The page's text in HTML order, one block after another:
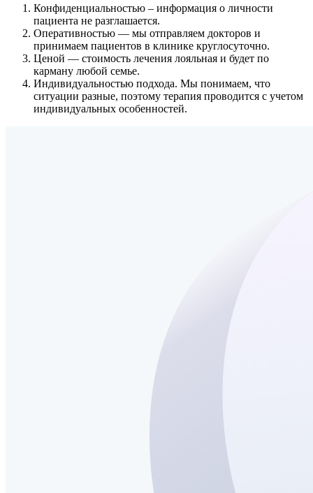
Конфиденциальностью – информация о личности
пациента не разглашается.
Оперативностью — мы отправляем докторов и
принимаем пациентов в клинике круглосуточно.
Ценой — стоимость лечения лояльная и будет по
карману любой семье.
Индивидуальностью подхода. Мы понимаем, что
ситуации разные, поэтому терапия проводится с учетом
индивидуальных особенностей.